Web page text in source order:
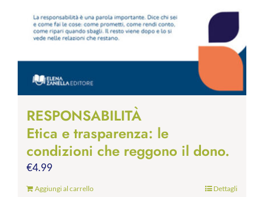
RESPONSABILITÀ
Etica e trasparenza: le
condizioni che reggono il dono.
€4.99
Aggiungi al carrello Dettagli